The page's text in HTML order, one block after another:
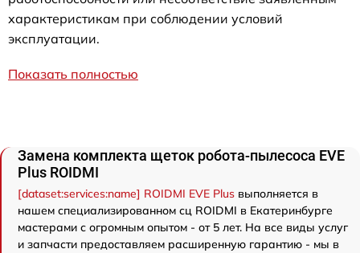
характеристикам при соблюдении условий
эксплуатации.
Показать полностью
Замена комплекта щеток робота-пылесоса EVE
Plus ROIDMI
[dataset:services:name] ROIDMI EVE Plus выполняется в
нашем специализированном сц ROIDMI в Екатеринбурге
мастерами с огромным опытом - от 5 лет. На все виды услуг
и запчасти предоставляем расширенную гарантию - мы в